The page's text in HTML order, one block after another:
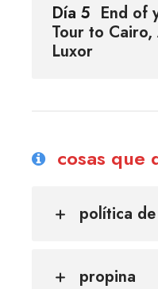
Día 5 End of
Tour to
Luxor
cosas que
política
propina